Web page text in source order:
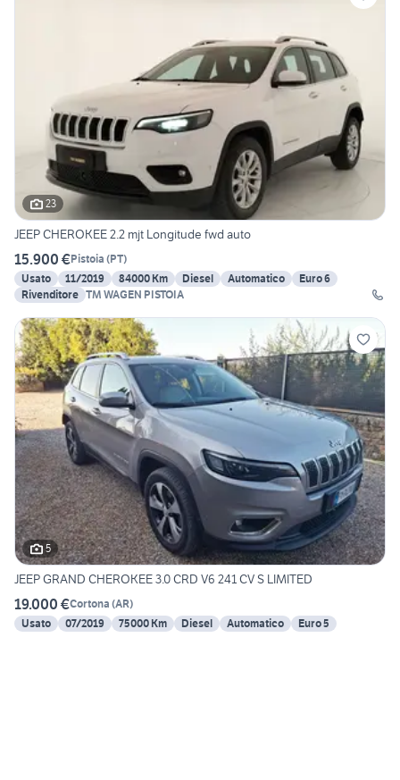
23
JEEP CHEROKEE 2.2 mjt Longitude fwd auto
15.900 €Pistoia (PT)
Usato
11/2019 84000 Km Diesel Automatico
Euro 6
Rivenditore TM WAGEN PISTOIA
5
JEEP GRAND CHEROKEE 3.0 CRD V6 241 CV S LIMITED
19.000 €Cortona (AR)
Usato
07/2019 75000 Km Diesel Automatico Euro 5